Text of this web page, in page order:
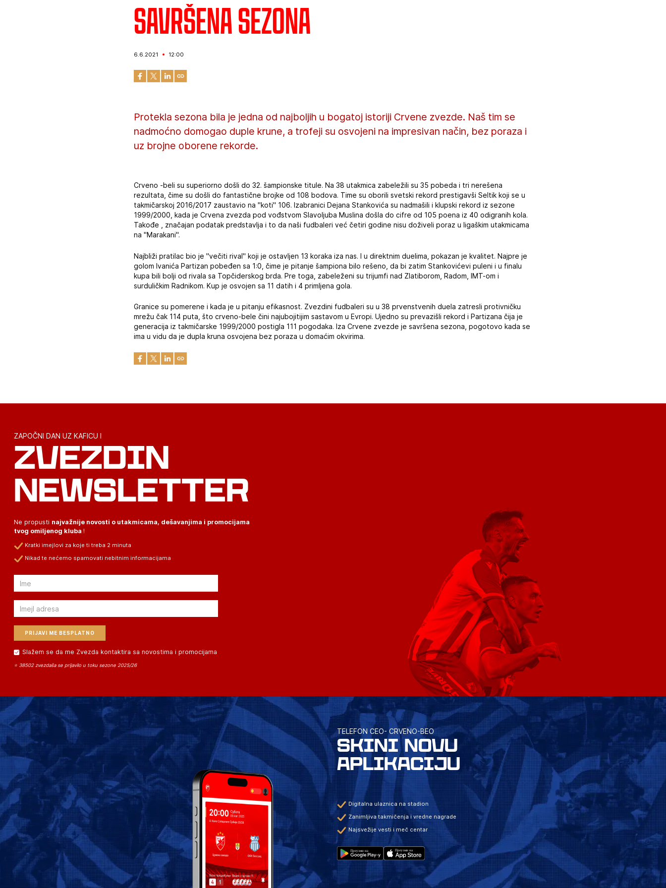
Savršena sezona
6.6.2021 12:00
Protekla sezona bila je jedna od najboljih u bogatoj istoriji Crvene zvezde. Naš tim se
nadmoćno domogao duple krune, a trofeji su osvojeni na impresivan način, bez poraza i
uz brojne oborene rekorde.
Crveno -beli su superiorno došli do 32. šampionske titule. Na 38 utakmica zabeležili su 35 pobeda i tri nerešena
rezultata, čime su došli do fantastične brojke od 108 bodova. Time su oborili svetski rekord prestigavši Seltik koji se u
takmičarskoj 2016/2017 zaustavio na "koti" 106. Izabranici Dejana Stankovića su nadmašili i klupski rekord iz sezone
1999/2000, kada je Crvena zvezda pod vođstvom Slavoljuba Muslina došla do cifre od 105 poena iz 40 odigranih kola.
Takođe , značajan podatak predstavlja i to da naši fudbaleri već četiri godine nisu doživeli poraz u ligaškim utakmicama
na "Marakani".
Najbliži pratilac bio je "večiti rival" koji je ostavljen 13 koraka iza nas. I u direktnim duelima, pokazan je kvalitet. Najpre je
golom Ivanića Partizan pobeđen sa 1:0, čime je pitanje šampiona bilo rešeno, da bi zatim Stankovićevi puleni i u finalu
kupa bili bolji od rivala sa Topčiderskog brda. Pre toga, zabeleženi su trijumfi nad Zlatiborom, Radom, IMT-om i
surduličkim Radnikom. Kup je osvojen sa 11 datih i 4 primljena gola.
Granice su pomerene i kada je u pitanju efikasnost. Zvezdini fudbaleri su u 38 prvenstvenih duela zatresli protivničku
mrežu čak 114 puta, što crveno-bele čini najubojitijim sastavom u Evropi. Ujedno su prevazišli rekord i Partizana čija je
generacija iz takmičarske 1999/2000 postigla 111 pogodaka. Iza Crvene zvezde je savršena sezona, pogotovo kada se
ima u vidu da je dupla kruna osvojena bez poraza u domaćim okvirima.
ZAPOČNI DAN UZ KAFICU I
ZVEZDIN
NEWSLETTER
Ne propusti najvažnije novosti o utakmicama, dešavanjima i promocijama
tvog omiljenog kluba !
Kratki imejlovi za koje ti treba 2 minuta
Nikad te nećemo spamovati nebitnim informacijama
Email
Email
Slažem se da me Zvezda kontaktira sa novostima i promocijama
⭐ 38502 zvezdaša se prijavilo u toku sezone 2025/26
TELEFON CEO- CRVENO-BEO
SKINI NOVU
APLIKACIJU
Digitalna ulaznica na stadion
Zanimljiva takmičenja i vredne nagrade
Najsvežije vesti i meč centar